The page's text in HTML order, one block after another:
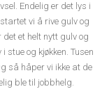
Endelig er det lys i
vi å rive gulv og
et helt nytt gulv og
stue og kjøkken. Tusen
så håper vi ikke at de
ble til jobbhelg.